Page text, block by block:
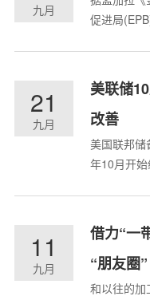
要大力发展
九月
促进局
兑美元汇
买家对孟加
欧盟的最大
21
九月
美联储
改善
美国联邦储
年10月开
区间不变。
以来，美
来，美联储
11
九月
借力“一
“朋友圈”
和以往的加